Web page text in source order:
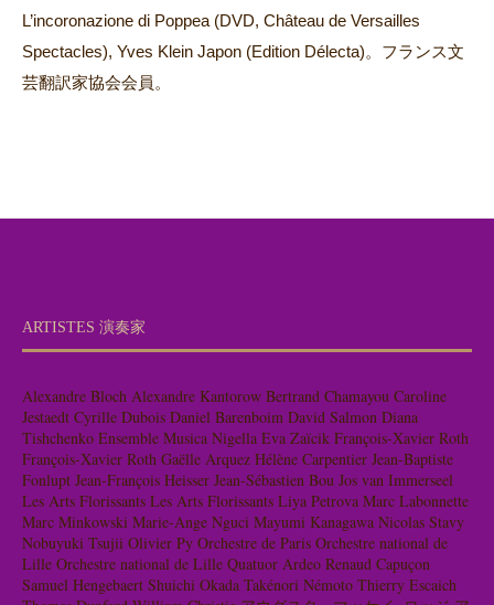
L’incoronazione di Poppea (DVD, Château de Versailles
Spectacles), Yves Klein Japon (Edition Délecta)。フランス文
芸翻訳家協会会員。
ARTISTES 演奏家
Alexandre Bloch Alexandre Kantorow Bertrand Chamayou Caroline
Jestaedt Cyrille Dubois Daniel Barenboim David Salmon Diana
Tishchenko Ensemble Musica Nigella Eva Zaïcik François-Xavier Roth
François-Xavier Roth Gaëlle Arquez Hélène Carpentier Jean-Baptiste
Fonlupt Jean-François Heisser Jean-Sébastien Bou Jos van Immerseel
Les Arts Florissants Les Arts Florissants Liya Petrova Marc Labonnette
Marc Minkowski Marie-Ange Nguci Mayumi Kanagawa Nicolas Stavy
Nobuyuki Tsujii Olivier Py Orchestre de Paris Orchestre national de
Lille Orchestre national de Lille Quatuor Ardeo Renaud Capuçon
Samuel Hengebaert Shuichi Okada Takénori Némoto Thierry Escaich